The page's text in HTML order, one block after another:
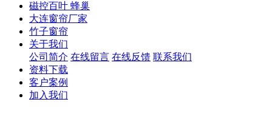
磁控百叶 蜂巢
大连窗帘厂家
竹子窗帘
关于我们
公司简介 在线留言 在线反馈 联系我们
资料下载
客户案例
加入我们